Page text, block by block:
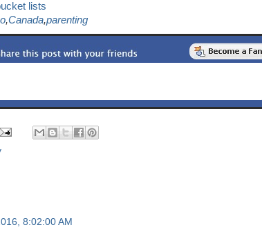
lists
,Canada,parenting
8:02:00 AM